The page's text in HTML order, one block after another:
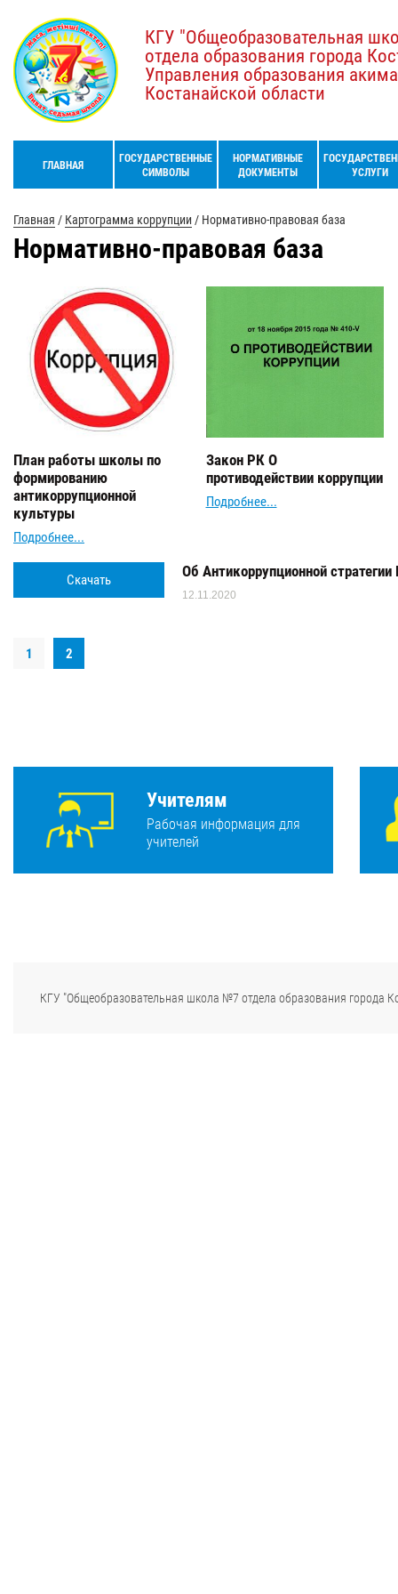
КГУ "Общеобразовательная
отдела образования города
Управления образования
Костанайской области
ГЛАВНАЯ
ГОСУДАРСТВЕННЫЕ
СИМВОЛЫ
НОРМАТИВНЫЕ
ДОКУМЕНТЫ
УСЛУГИ
Главная / Картограмма коррупции / Нормативно-правовая база
Нормативно-правовая база
План работы школы по
формированию
антикоррупционной
культуры
Подробнее...
Закон РК О
противодействии коррупции
Подробнее...
Скачать Об Антикоррупционной
12.11.2020
1 2
Учителям
Рабочая информация для
учителей
КГУ "Общеобразовательная школа №7 отдела образования города